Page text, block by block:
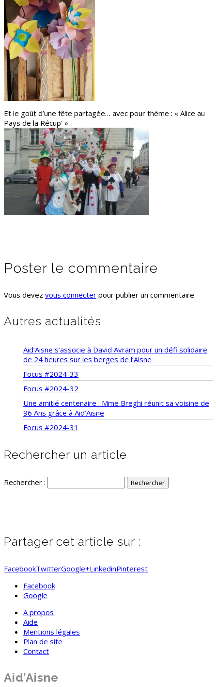
Et le goût d’une fête partagée… avec pour thème : « Alice au
Pays de la Récup' »
Poster le commentaire
Vous devez vous connecter pour publier un commentaire.
Autres actualités
Aid’Aisne s’associe à David Avram pour un défi solidaire
de 24 heures sur les berges de l’Aisne
Focus #2024-33
Focus #2024-32
Une amitié centenaire : Mme Breghi réunit sa voisine de
96 Ans grâce à Aid’Aisne
Focus #2024-31
Rechercher un article
Rechercher :
Partager cet article sur :
FacebookTwitterGoogle+LinkedinPinterest
Facebook
Google
A propos
Aide
Mentions légales
Plan de site
Contact
Aid’Aisne